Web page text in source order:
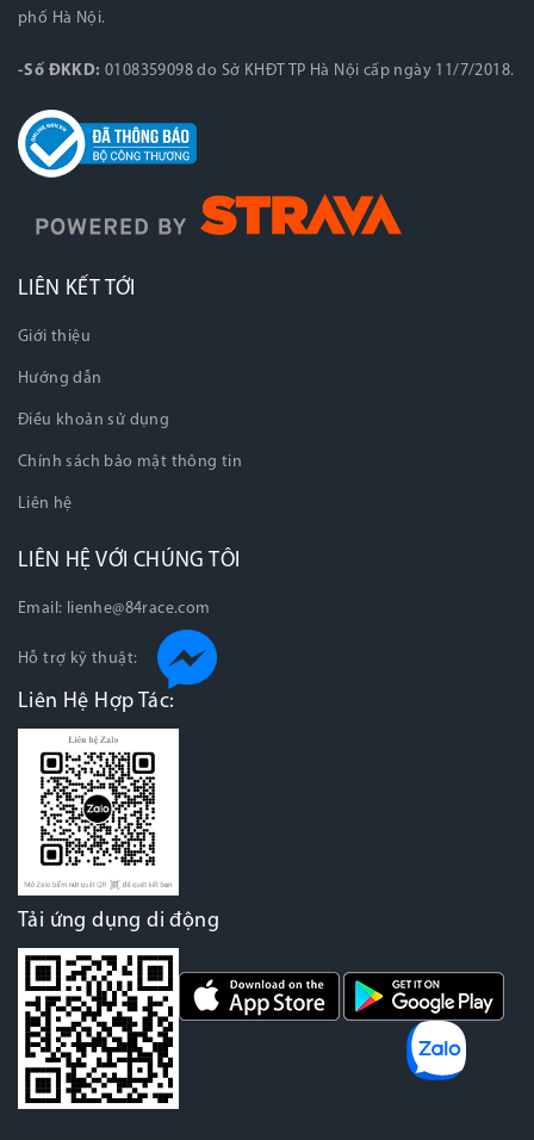
phố Hà Nội.
-Số ĐKKD: 0108359098 do Sở KHĐT TP Hà Nội cấp ngày 11/7/2018.
LIÊN KẾT TỚI
Giới thiệu
Hướng dẫn
Điều khoản sử dụng
Chính sách bảo mật thông tin
Liên hệ
LIÊN HỆ VỚI CHÚNG TÔI
Email: lienhe@84race.com
Hỗ trợ kỹ thuật:
Liên Hệ Hợp Tác:
Tải ứng dụng di động